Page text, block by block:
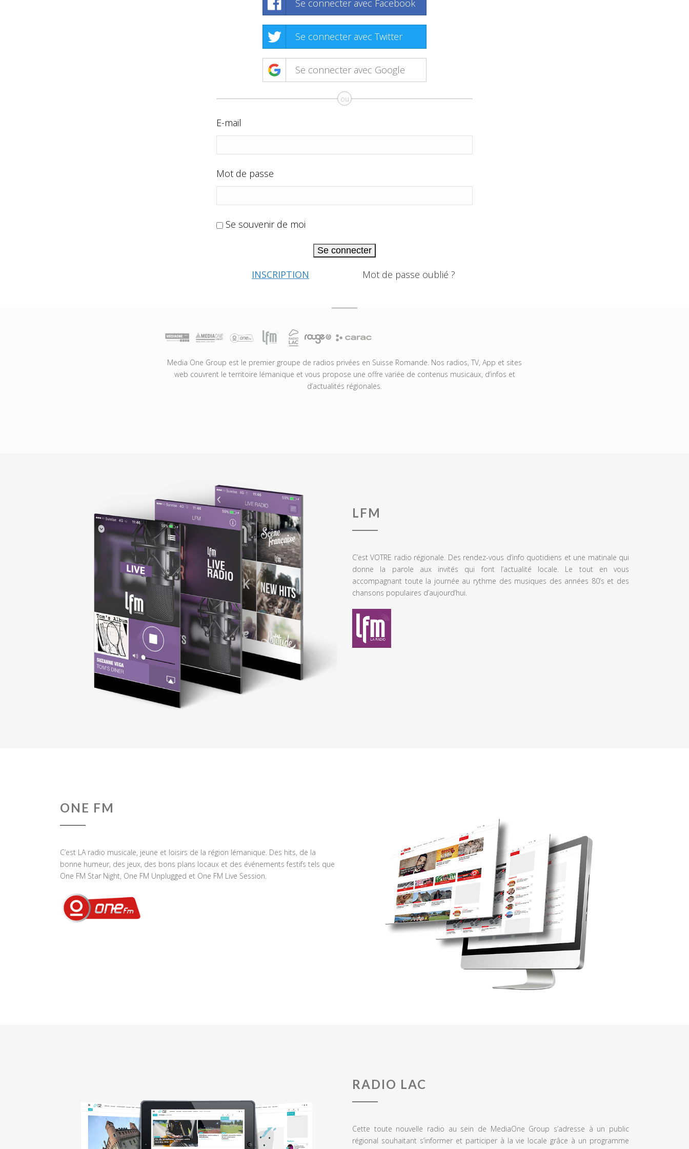
Se connecter avec Facebook
Se connecter avec Twitter
Se connecter avec Google
ou
E-mail
Mot de passe
Se souvenir de moi
Se connecter
INSCRIPTION Mot de passe oublié ?
Media One Group est le premier groupe de radios privées en Suisse Romande. Nos radios, TV, App et sites
web couvrent le territoire lémanique et vous propose une offre variée de contenus musicaux, d’infos et
d’actualités régionales.
LFM
C’est VOTRE radio régionale. Des rendez-vous d’info quotidiens et une matinale qui
donne la parole aux invités qui font l’actualité locale. Le tout en vous
accompagnant toute la journée au rythme des musiques des années 80’s et des
chansons populaires d’aujourd’hui.
ONE FM
C’est LA radio musicale, jeune et loisirs de la région lémanique. Des hits, de la
bonne humeur, des jeux, des bons plans locaux et des événements festifs tels que
One FM Star Night, One FM Unplugged et One FM Live Session.
RADIO LAC
Cette toute nouvelle radio au sein de MediaOne Group s’adresse à un public
régional souhaitant s’informer et participer à la vie locale grâce à un programme